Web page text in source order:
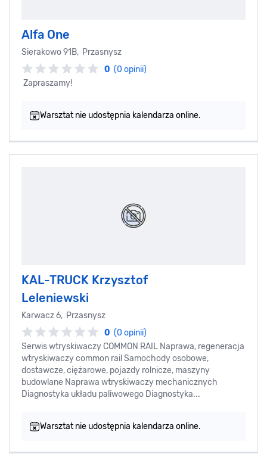
Alfa One
Sierakowo 91B, Przasnysz
0 (0 opinii)
Zapraszamy!
Warsztat nie udostępnia kalendarza online.
KAL-TRUCK Krzysztof
Leleniewski
Karwacz 6, Przasnysz
0 (0 opinii)
Serwis wtryskiwaczy COMMON RAIL Naprawa, regeneracja
wtryskiwaczy common rail Samochody osobowe,
dostawcze, ciężarowe, pojazdy rolnicze, maszyny
budowlane Naprawa wtryskiwaczy mechanicznych
Diagnostyka układu paliwowego Diagnostyka...
Warsztat nie udostępnia kalendarza online.